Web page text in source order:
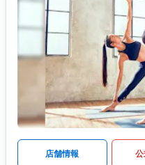
店舗情報 公